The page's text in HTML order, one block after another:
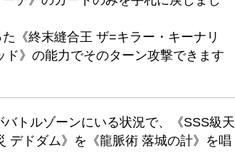
《終末縫合王 ザ=キラー・キーナリ
》の能力でそのターン攻撃できます
バトルゾーンにいる状況で、《SSS級天
デドダム》を《龍脈術 落城の計》を唱